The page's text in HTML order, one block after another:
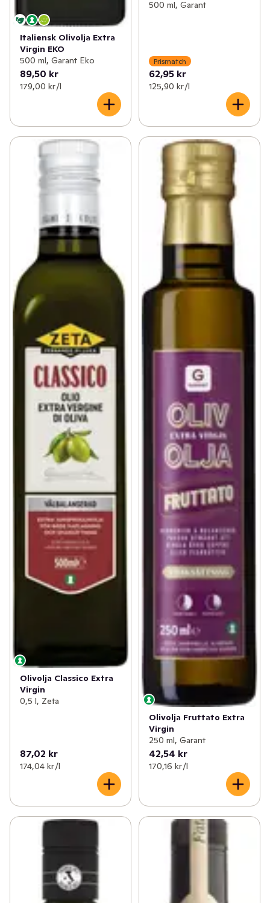
Italiensk Olivolja Extra
Virgin EKO
500 ml, Garant Eko
89,50 kr
179,00 kr /l
500 ml, Garant
Prismatch
62,95 kr
125,90 kr /l
Olivolja Classico Extra
Virgin
0,5 l, Zeta
87,02 kr
174,04 kr /l
Olivolja Fruttato Extra
Virgin
250 ml, Garant
42,54 kr
170,16 kr /l